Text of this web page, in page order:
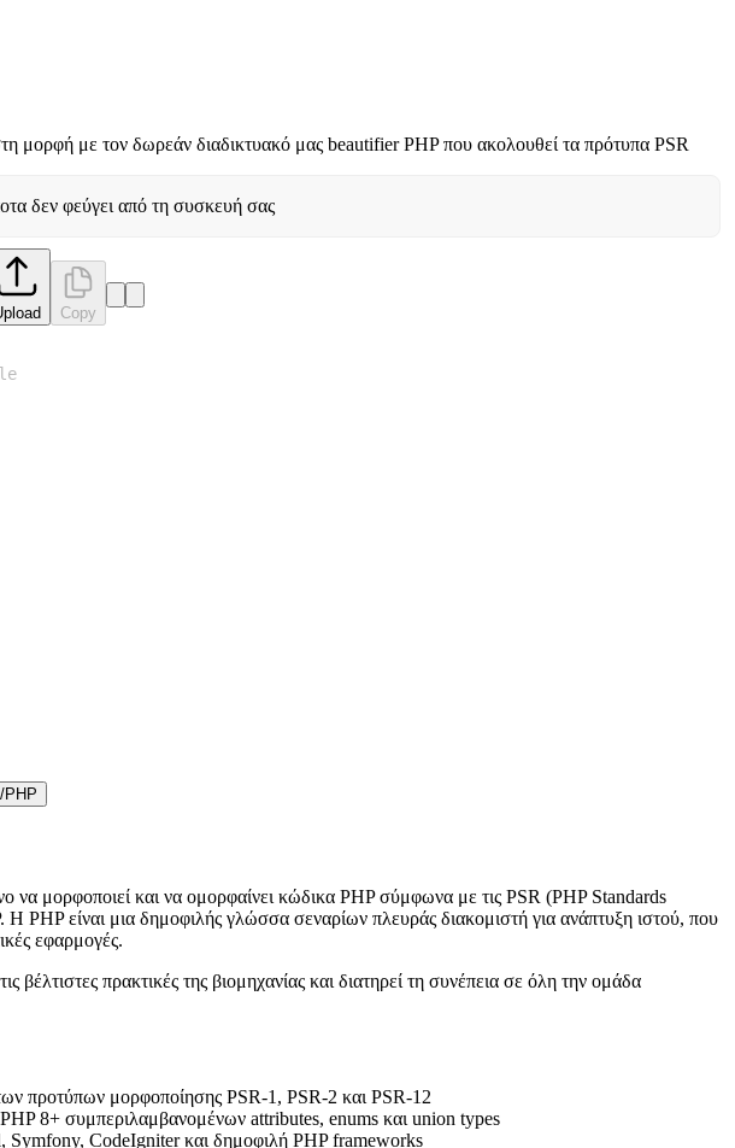
μορφή με τον δωρεάν διαδικτυακό μας beautifier PHP που ακολουθεί τα πρότυπα PSR
δεν φεύγει από τη συσκευή σας
Copy
PHP
να μορφοποιεί και να ομορφαίνει κώδικα PHP σύμφωνα με τις PSR (PHP Standards
Η PHP είναι μια δημοφιλής γλώσσα σεναρίων πλευράς διακομιστή για ανάπτυξη ιστού, που
εφαρμογές.
πρακτικές της βιομηχανίας και διατηρεί τη συνέπεια σε όλη την ομάδα
προτύπων μορφοποίησης PSR-1, PSR-2 και PSR-12
8+ συμπεριλαμβανομένων attributes, enums και union types
Symfony, CodeIgniter και δημοφιλή PHP frameworks